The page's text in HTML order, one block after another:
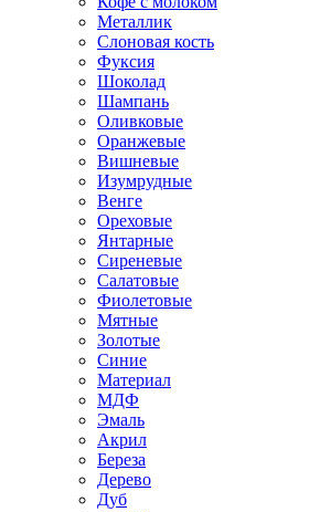
Металлик
Слоновая кость
Фуксия
Шоколад
Шампань
Оливковые
Оранжевые
Вишневые
Изумрудные
Венге
Ореховые
Янтарные
Сиреневые
Салатовые
Фиолетовые
Мятные
Золотые
Синие
Материал
МДФ
Эмаль
Акрил
Береза
Дерево
Дуб